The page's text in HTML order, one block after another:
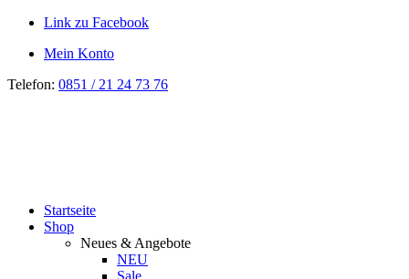
Link zu Facebook
Mein Konto
Telefon: 0851 / 21 24 73 76
Startseite
Shop
Neues & Angebote
NEU
Sale